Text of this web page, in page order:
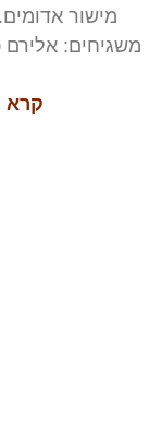
מישור
משגיחים:
קרא